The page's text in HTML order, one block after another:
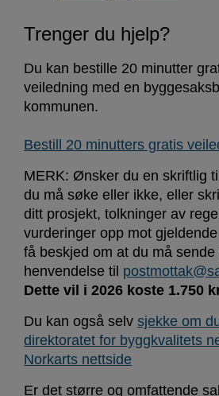
Trenger du hjelp?
Du kan bestille 20 minutter
veiledning med en
kommunen.
Bestill 20 minutters gratis
MERK: Ønsker du en skriftlig
du må søke eller ikke, eller
ditt prosjekt, tolkninger av
vurderinger opp mot
få beskjed om at du må sende
henvendelse til
Dette vil i 2026 koste 1.750
Du kan også selv sjekke om
direktoratet for byggkvalitets
Norkarts nettside
Er det større og omfattende